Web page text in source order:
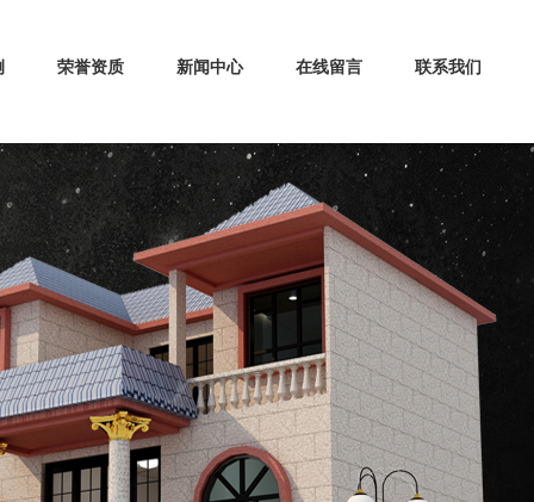
荣誉资质 新闻中心 在线留言 联系我们